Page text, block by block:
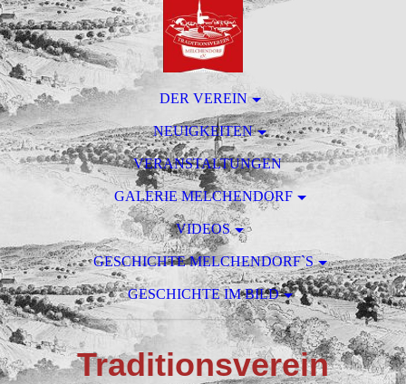
DER VEREIN
NEUIGKEITEN
VERANSTALTUNGEN
GALERIE MELCHENDORF
VIDEOS
GESCHICHTE MELCHENDORF`S
GESCHICHTE IM BILD
Traditionsverein